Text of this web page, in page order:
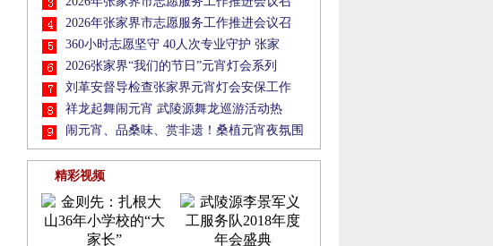
2026年张家界市志愿服务工作推进会议召
360小时志愿坚守 40人次专业守护 张家
2026张家界“我们的节日”元宵灯会系列
刘革安督导检查张家界元宵灯会安保工作
祥龙起舞闹元宵 武陵源舞龙巡游活动热
闹元宵、品桑味、赏非遗！桑植元宵夜氛围
精彩视频